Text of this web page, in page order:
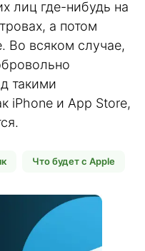
лиц где-нибудь на
а потом
Во всяком случае,
такими
iPhone и App Store,
Что будет с Apple